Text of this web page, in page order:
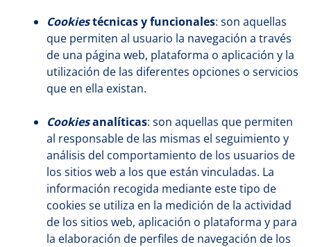
Cookiestécnicas y funcionales: son aquellas
que permiten al usuario la navegación a través
de una página web, plataforma o aplicación y la
utilización de las diferentes opciones o servicios
que en ella existan.
Cookiesanalíticas: son aquellas que permiten
al responsable de las mismas el seguimiento y
análisis del comportamiento de los usuarios de
los sitios web a los que están vinculadas. La
información recogida mediante este tipo de
cookies se utiliza en la medición de la actividad
de los sitios web, aplicación o plataforma y para
la elaboración de perfiles de navegación de los